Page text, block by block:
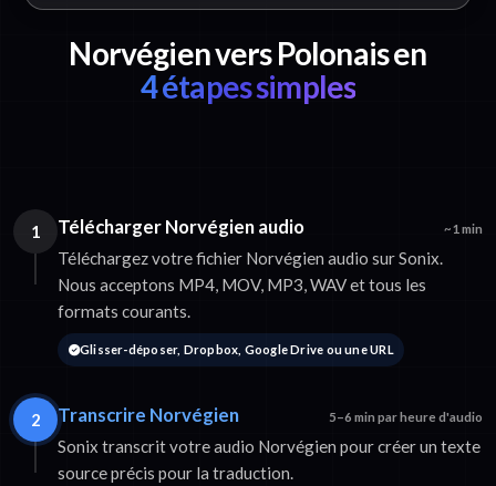
Norvégien vers Polonais en
4 étapes simples
1 Télécharger Norvégien audio ~1 min
Téléchargez votre fichier Norvégien audio sur Sonix.
Nous acceptons MP4, MOV, MP3, WAV et tous les
formats courants.
Glisser-déposer, Dropbox, Google Drive ou une URL
2 Transcrire Norvégien 5–6 min par heure d'audio
Sonix transcrit votre audio Norvégien pour créer un texte
source précis pour la traduction.